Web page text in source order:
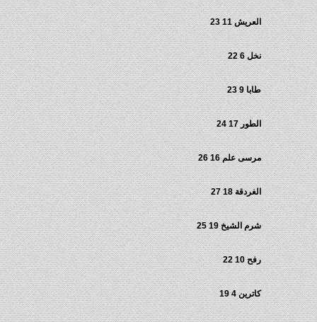
العريش 11 23
نخل 6 22
طابا 9 23
الطور 17 24
مرسى علم 16 26
الغردقة 18 27
شرم الشيخ 19 25
رفح 10 22
كاترين 4 19